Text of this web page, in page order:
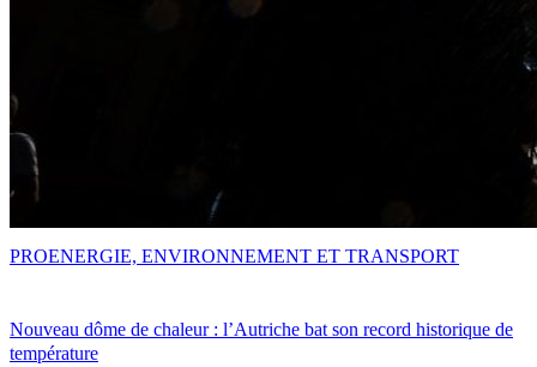
Nouveau dôme de chaleur : l’Autriche bat son record historique de
température
PROENERGIE, ENVIRONNEMENT ET TRANSPORT